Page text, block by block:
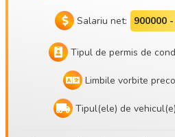
Salariu net: 900000
Tipul de permis de
Limbile vorbite
Tipul(ele) de